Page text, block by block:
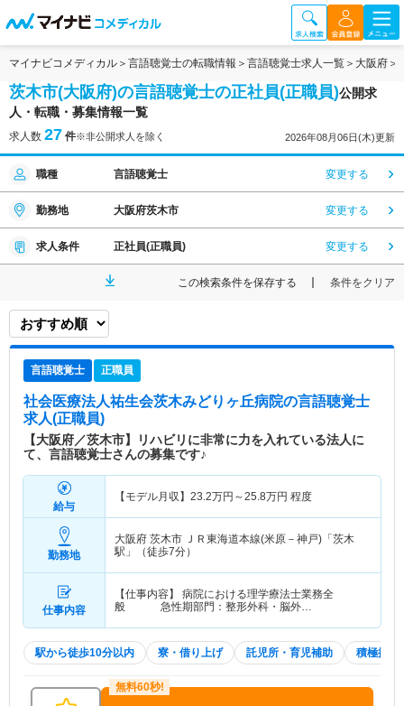
マイナビコメディカル 言語聴覚士の転職情報 言語聴覚士求人一覧 大阪府
茨木市(大阪府)の言語聴覚士の正社員(正職員)公開求
人・転職・募集情報一覧
求人数 27 件※非公開求人を除く 2026年08月06日(木)更新
職種 言語聴覚士 変更する
勤務地 大阪府茨木市 変更する
求人条件 正社員(正職員) 変更する
この検索条件を保存する 条件をクリア
言語聴覚士 正職員
社会医療法人祐生会茨木みどりヶ丘病院の言語聴覚士
求人(正職員)
【大阪府／茨木市】リハビリに非常に力を入れている法人に
て、言語聴覚士さんの募集です♪
給与
【モデル月収】 23.2万円～25.8万円 程度
勤務地
大阪府 茨木市 ＪＲ東海道本線(米原－神戸)「茨木
駅」（徒歩7分）
仕事内容
【仕事内容】 病院における理学療法士業務全
般 急性期部門：整形外科・脳外…
駅から徒歩10分以内 寮・借り上げ 託児所・育児補助 積極採用